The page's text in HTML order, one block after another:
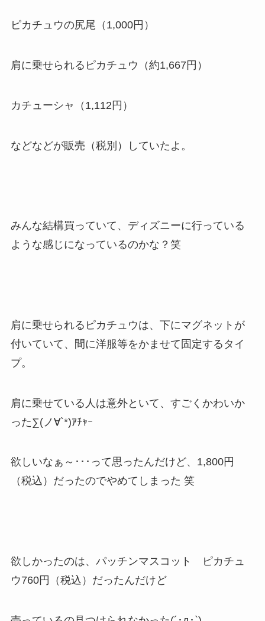
ピカチュウの尻尾（1,000円）
肩に乗せられるピカチュウ（約1,667円）
カチューシャ（1,112円）
などなどが販売（税別）していたよ。
みんな結構買っていて、ディズニーに行っている
ような感じになっているのかな？笑
肩に乗せられるピカチュウは、下にマグネットが
付いていて、間に洋服等をかませて固定するタイ
プ。
肩に乗せている人は意外といて、すごくかわいか
った∑(ノ∀`*)ｱﾁｬｰ
欲しいなぁ～･･･って思ったんだけど、1,800円
（税込）だったのでやめてしまった 笑
欲しかったのは、パッチンマスコット ピカチュ
ウ760円（税込）だったんだけど